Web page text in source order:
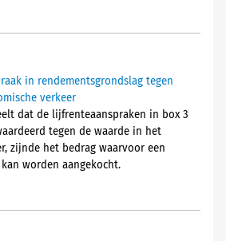
in rendementsgrondslag tegen
verkeer
dat de lijfrenteaanspraken in box 3
tegen de waarde in het
zijnde het bedrag waarvoor een
worden aangekocht.